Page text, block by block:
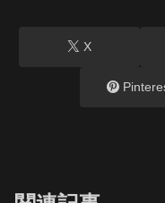
X